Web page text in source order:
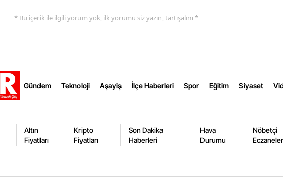
* Bu içerik ile ilgili yorum yok, ilk yorumu siz yazın, tartışalım *
Gündem Teknoloji Aşayiş İlçe Haberleri Spor Eğitim Siyaset
Altın
Fiyatları
Kripto
Fiyatları
Son Dakika
Haberleri
Hava
Durumu
Nöbetçi
Eczaneler